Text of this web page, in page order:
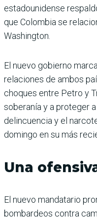
estadounidense
que Colombia se
Washington.
El nuevo gobierno
relaciones de ambos
choques entre Petro y
soberanía y a proteger
delincuencia y el
domingo en su más
Una
El nuevo mandatario
bombardeos contra